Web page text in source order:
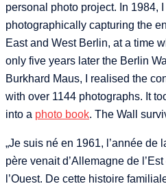
personal photo project. In 1984,
photographically capturing the
East and West Berlin, at a time
only five years later the Berlin
Burkhard Maus, I realised the
with over 1144 photographs. It
into a photo book. The Wall
„Je suis né en 1961, l’année de
père venait d’Allemagne de
l’Ouest. De cette histoire